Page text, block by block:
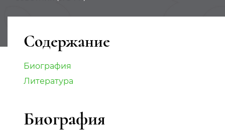
Содержание
Биография
Литература
Биография